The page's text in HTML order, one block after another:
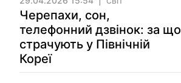
Черепахи, сон,
телефонний дзвінок: за що
страчують у Північній
Кореї